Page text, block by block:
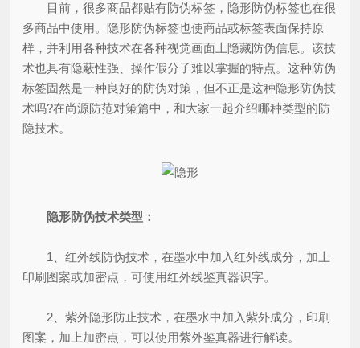
目前，很多商品都贴有防伪标签，隐形防伪标签也在很
多商品中使用。隐形防伪标签也使商品或标签表面保持原
样，并利用各种技术在各种视觉画面上隐藏防伪信息。该技
术也具有隐蔽性强、操作假分子难以掌握的特点。这种防伪
标签固然是一种良好的防伪对策，但不正是这种隐形防伪技
术吗?在尚源防范对策篇中，和大家一起介绍哪种类型的防
隐技术。
隐形防伪技术类型：
1、红外线防伪技术，在墨水中加入红外线成分，加上
印刷图案或加密点，可使用红外线鉴真器识字。
2、紫外隐形防止技术，在墨水中加入紫外成分，印刷
图案，加上加密点，可以使用紫外鉴真器进行解读。